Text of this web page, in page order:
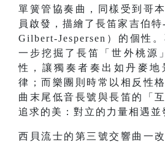
單簧管協奏曲，同樣受到哥
員啟發，描繪了長笛家吉伯
Gilbert-Jespersen）的個性
一步挖掘了長笛「世外桃源
性，讓獨奏者奏出如丹麥地
律；而樂團則時常以相反性
曲末尾低音長號與長笛的「
追求的美：對立的力量相遇並
西貝流士的第三號交響曲一